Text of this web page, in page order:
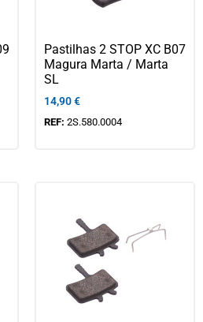
Pastilhas 2 STOP XC B07
Magura Marta / Marta
SL
14,90€
REF: 2S.580.0004